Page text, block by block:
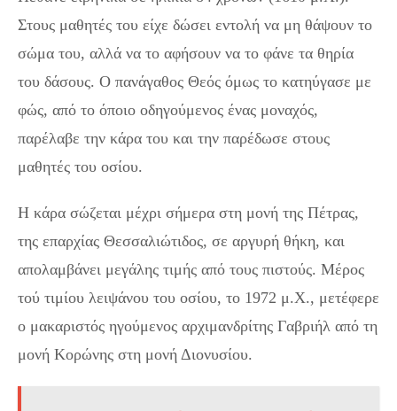
Στους μαθητές του είχε δώσει εντολή να μη θάψουν το
σώμα του, αλλά να το αφήσουν να το φάνε τα θηρία
του δάσους. Ο πανάγαθος Θεός όμως το κατηύγασε με
φώς, από το όποιο οδηγούμενος ένας μοναχός,
παρέλαβε την κάρα του και την παρέδωσε στους
μαθητές του οσίου.
Η κάρα σώζεται μέχρι σήμερα στη μονή της Πέτρας,
της επαρχίας Θεσσαλιώτιδος, σε αργυρή θήκη, και
απολαμβάνει μεγάλης τιμής από τους πιστούς. Μέρος
τού τιμίου λειψάνου του οσίου, το 1972 μ.Χ., μετέφερε
ο μακαριστός ηγούμενος αρχιμανδρίτης Γαβριήλ από τη
μονή Κορώνης στη μονή Διονυσίου.